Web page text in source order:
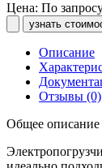
Цена: По
узнать
Описание
Отзывы (0)
Общее описание